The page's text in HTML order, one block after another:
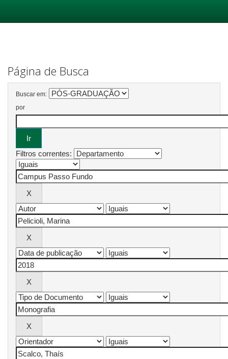
Página de Busca
Buscar em:
por
Filtros correntes: